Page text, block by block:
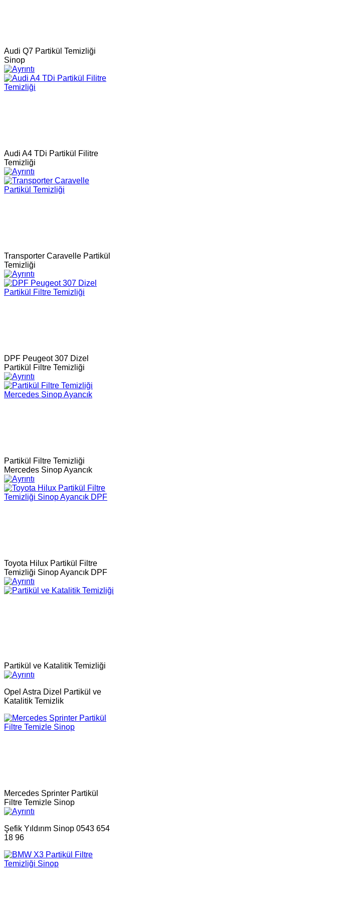
Audi Q7 Partikül Temizliği
Sinop
Audi A4 TDi Partikül Filitre
Temizliği
Transporter Caravelle Partikül
Temizliği
DPF Peugeot 307 Dizel
Partikül Filtre Temizliği
Partikül Filtre Temizliği
Mercedes Sinop Ayancık
Toyota Hilux Partikül Filtre
Temizliği Sinop Ayancık DPF
Partikül ve Katalitik Temizliği
Opel Astra Dizel Partikül ve
Katalitik Temizlik
Mercedes Sprinter Partikül
Filtre Temizle Sinop
Şefik Yıldırım Sinop 0543 654
18 96